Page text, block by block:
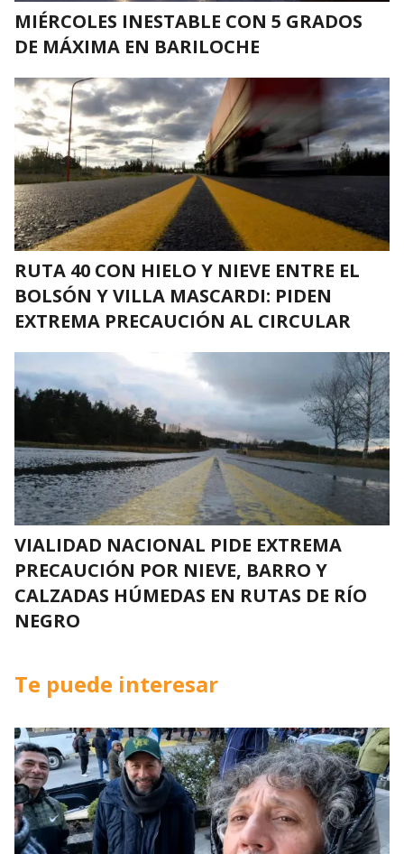
MIÉRCOLES INESTABLE CON 5 GRADOS
DE MÁXIMA EN BARILOCHE
RUTA 40 CON HIELO Y NIEVE ENTRE EL
BOLSÓN Y VILLA MASCARDI: PIDEN
EXTREMA PRECAUCIÓN AL CIRCULAR
VIALIDAD NACIONAL PIDE EXTREMA
PRECAUCIÓN POR NIEVE, BARRO Y
CALZADAS HÚMEDAS EN RUTAS DE RÍO
NEGRO
Te puede interesar